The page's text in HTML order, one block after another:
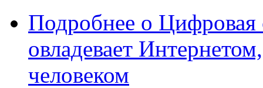
Подробнее о Цифровая
овладевает
человеком